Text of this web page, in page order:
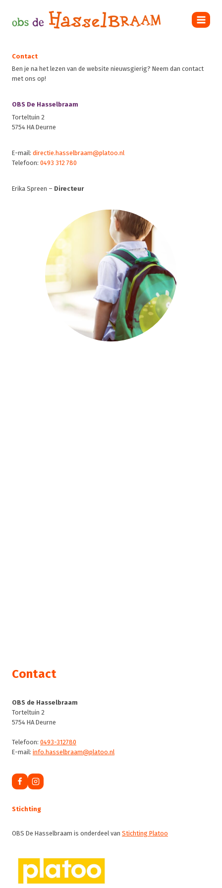
naar
Contact
Ben je na het lezen van de website nieuwsgierig? Neem dan contact
met ons op!
OBS De Hasselbraam
Torteltuin 2
5754 HA Deurne
E-mail: directie.hasselbraam@platoo.nl
Telefoon: 0493 312 780
Erika Spreen – Directeur
Contact
OBS de Hasselbraam
Torteltuin 2
5754 HA Deurne
Telefoon: 0493-312780
E-mail: info.hasselbraam@platoo.nl
Stichting
OBS De Hasselbraam is onderdeel van Stichting Platoo